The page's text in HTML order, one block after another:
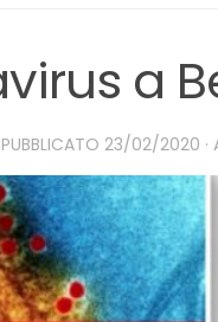
a
PUBBLICATO 23/02/2020